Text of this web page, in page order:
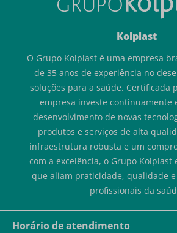
Kolplast
O Grupo Kolplast é uma empresa
de 35 anos de experiência no
soluções para a saúde. Certificada
empresa investe continuamente
desenvolvimento de novas
produtos e serviços de alta
infraestrutura robusta e um
com a excelência, o Grupo Kolplast
que aliam praticidade, qualidade
profissionais da
Horário de atendimento